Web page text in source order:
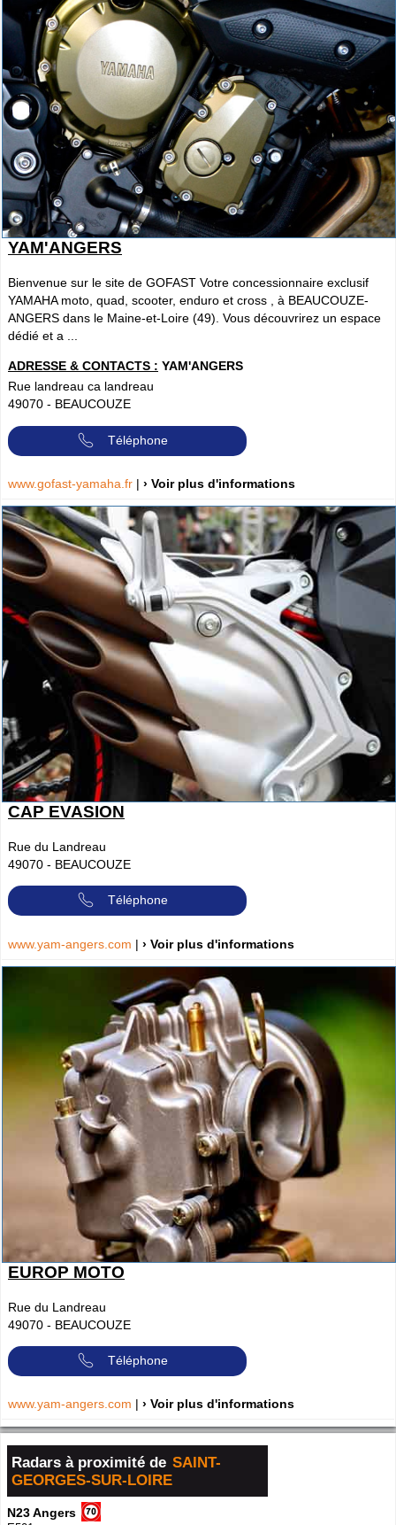
YAM'ANGERS
Bienvenue sur le site de GOFAST Votre concessionnaire exclusif
YAMAHA moto, quad, scooter, enduro et cross , à BEAUCOUZE-
ANGERS dans le Maine-et-Loire (49). Vous découvrirez un espace
dédié et a ...
ADRESSE & CONTACTS : YAM'ANGERS
Rue landreau ca landreau
49070 - BEAUCOUZE
Téléphone
www.gofast-yamaha.fr | › Voir plus d'informations
CAP EVASION
Rue du Landreau
49070 - BEAUCOUZE
Téléphone
www.yam-angers.com | › Voir plus d'informations
EUROP MOTO
Rue du Landreau
49070 - BEAUCOUZE
Téléphone
www.yam-angers.com | › Voir plus d'informations
Radars à proximité de SAINT-
GEORGES-SUR-LOIRE
N23 Angers